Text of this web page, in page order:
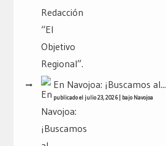
En Navojoa: ¡Buscamos al...
publicado el julio 23, 2026| bajoNavojoa